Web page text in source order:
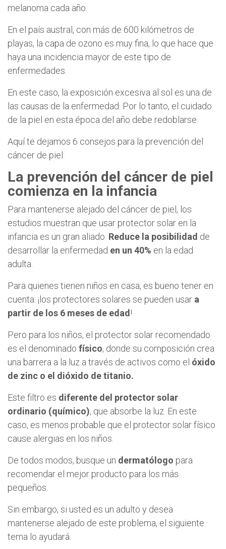
melanoma cada año.
En el país austral, con más de 600 kilómetros de
playas, la capa de ozono es muy fina, lo que hace que
haya una incidencia mayor de este tipo de
enfermedades.
En este caso, la exposición excesiva al sol es una de
las causas de la enfermedad. Por lo tanto, el cuidado
de la piel en esta época del año debe redoblarse.
Aquí te dejamos 6 consejos para la prevención del
cáncer de piel:
La prevención del cáncer de piel
comienza en la infancia
Para mantenerse alejado del cáncer de piel, los
estudios muestran que usar protector solar en la
infancia es un gran aliado. Reduce la posibilidad de
desarrollar la enfermedad en un 40% en la edad
adulta.
Para quienes tienen niños en casa, es bueno tener en
cuenta: ¡los protectores solares se pueden usar a
partir de los 6 meses de edad!
Pero para los niños, el protector solar recomendado
es el denominado físico, donde su composición crea
una barrera a la luz a través de activos como el óxido
de zinc o el dióxido de titanio.
Este filtro es diferente del protector solar
ordinario (químico), que absorbe la luz. En este
caso, es menos probable que el protector solar físico
cause alergias en los niños.
De todos modos, busque un dermatólogo para
recomendar el mejor producto para los más
pequeños.
Sin embargo, si usted es un adulto y desea
mantenerse alejado de este problema, el siguiente
tema lo ayudará.